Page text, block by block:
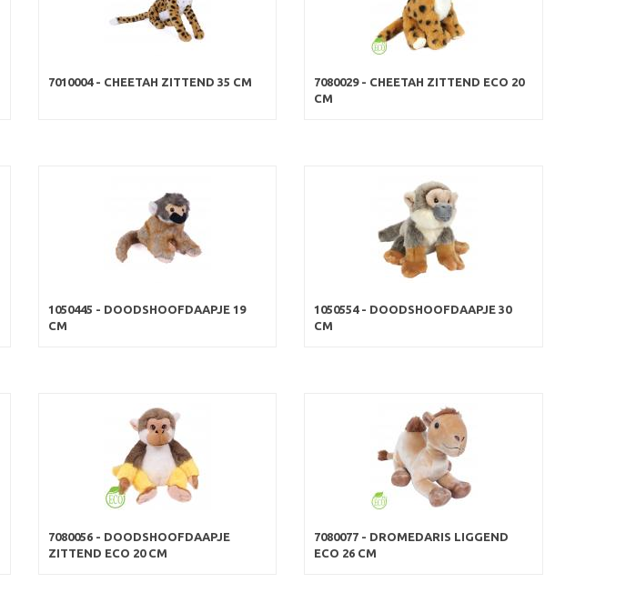
7010004 - CHEETAH ZITTEND 35 CM
7080029 - CHEETAH ZITTEND ECO 20
CM
1050445 - DOODSHOOFDAAPJE 19
CM
1050554 - DOODSHOOFDAAPJE 30
CM
7080056 - DOODSHOOFDAAPJE
ZITTEND ECO 20 CM
7080077 - DROMEDARIS LIGGEND
ECO 26 CM